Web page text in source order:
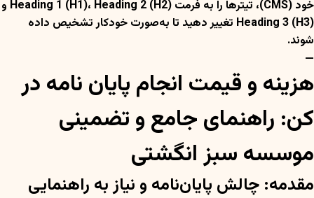
خود (CMS)، تیترها را به فرمت Heading 1 (H1)، Heading 2 (H2) و
Heading 3 (H3) تغییر دهید تا به‌صورت خودکار تشخیص داده
شوند.
—
هزینه و قیمت انجام پایان نامه در
کن: راهنمای جامع و تضمینی
موسسه سبز انگشتی
مقدمه: چالش پایان‌نامه و نیاز به راهنمایی